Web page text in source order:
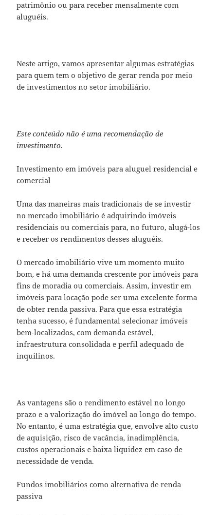
patrimônio ou para receber mensalmente com
aluguéis.
Neste artigo, vamos apresentar algumas estratégias
para quem tem o objetivo de gerar renda por meio
de investimentos no setor imobiliário.
Este conteúdo não é uma recomendação de
investimento.
Investimento em imóveis para aluguel residencial e
comercial
Uma das maneiras mais tradicionais de se investir
no mercado imobiliário é adquirindo imóveis
residenciais ou comerciais para, no futuro, alugá-los
e receber os rendimentos desses aluguéis.
O mercado imobiliário vive um momento muito
bom, e há uma demanda crescente por imóveis para
fins de moradia ou comerciais. Assim, investir em
imóveis para locação pode ser uma excelente forma
de obter renda passiva. Para que essa estratégia
tenha sucesso, é fundamental selecionar imóveis
bem-localizados, com demanda estável,
infraestrutura consolidada e perfil adequado de
inquilinos.
As vantagens são o rendimento estável no longo
prazo e a valorização do imóvel ao longo do tempo.
No entanto, é uma estratégia que, envolve alto custo
de aquisição, risco de vacância, inadimplência,
custos operacionais e baixa liquidez em caso de
necessidade de venda.
Fundos imobiliários como alternativa de renda
passiva